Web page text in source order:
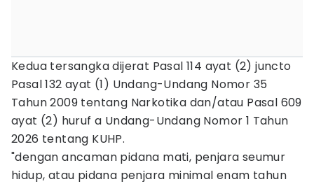
Kedua tersangka dijerat Pasal 114 ayat (2) juncto
Pasal 132 ayat (1) Undang-Undang Nomor 35
Tahun 2009 tentang Narkotika dan/atau Pasal 609
ayat (2) huruf a Undang-Undang Nomor 1 Tahun
2026 tentang KUHP.
"dengan ancaman pidana mati, penjara seumur
hidup, atau pidana penjara minimal enam tahun